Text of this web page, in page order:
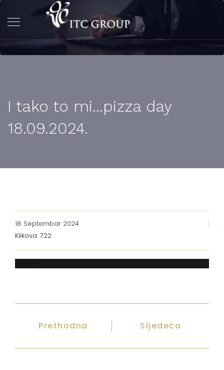
I tako to mi...pizza day
18.09.2024.
18 Septembar 2024
Klikova: 722
Prethodna Sljedeća